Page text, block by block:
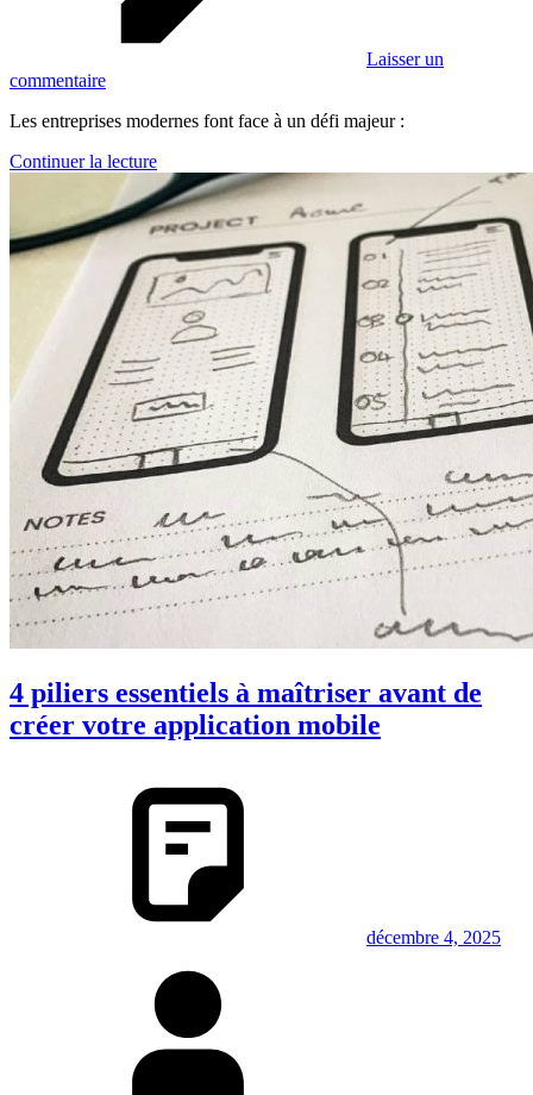
Laisser un
commentaire
Les entreprises modernes font face à un défi majeur :
Continuer la lecture
4 piliers essentiels à maîtriser avant de
créer votre application mobile
décembre 4, 2025